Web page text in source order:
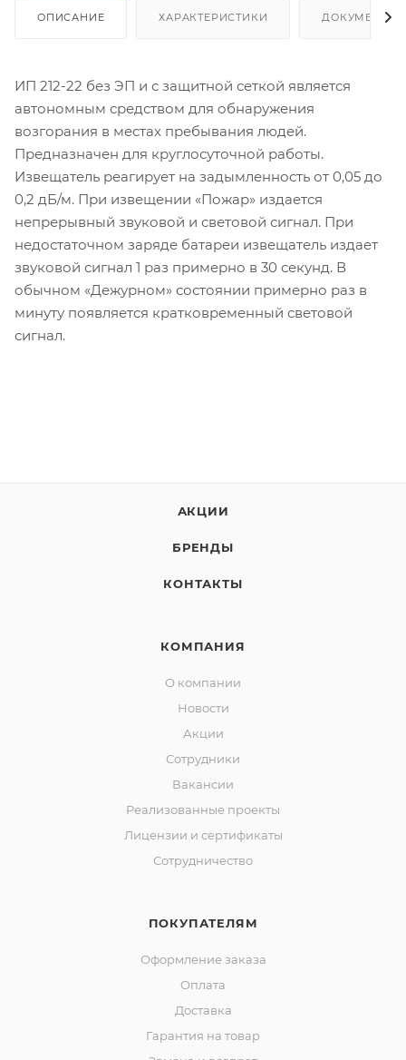
ОПИСАНИЕ ХАРАКТЕРИСТИКИ ДОКУМЕНТЫ
ИП 212-22 без ЭП и с защитной сеткой является
автономным средством для обнаружения
возгорания в местах пребывания людей.
Предназначен для круглосуточной работы.
Извещатель реагирует на задымленность от 0,05 до
0,2 дБ/м. При извещении «Пожар» издается
непрерывный звуковой и световой сигнал. При
недостаточном заряде батареи извещатель издает
звуковой сигнал 1 раз примерно в 30 секунд. В
обычном «Дежурном» состоянии примерно раз в
минуту появляется кратковременный световой
сигнал.
АКЦИИ
БРЕНДЫ
КОНТАКТЫ
КОМПАНИЯ
О компании
Новости
Акции
Сотрудники
Вакансии
Реализованные проекты
Лицензии и сертификаты
Сотрудничество
ПОКУПАТЕЛЯМ
Оформление заказа
Оплата
Доставка
Гарантия на товар